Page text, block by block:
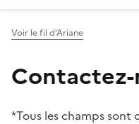
Voir le fil d'Ariane
*Tous les champs sont